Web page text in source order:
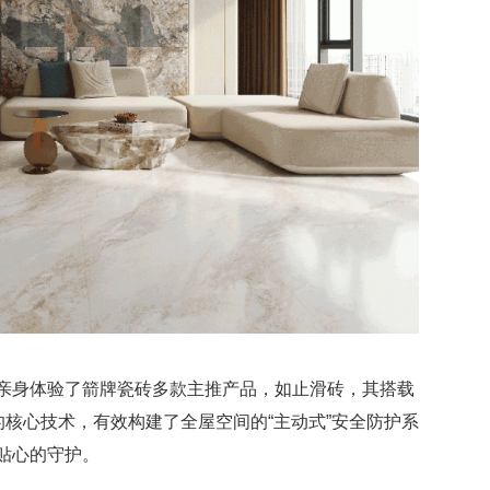
身体验了箭牌瓷砖多款主推产品，如止滑砖，其搭载
心技术，有效构建了全屋空间的“主动式”安全防护系
的守护。